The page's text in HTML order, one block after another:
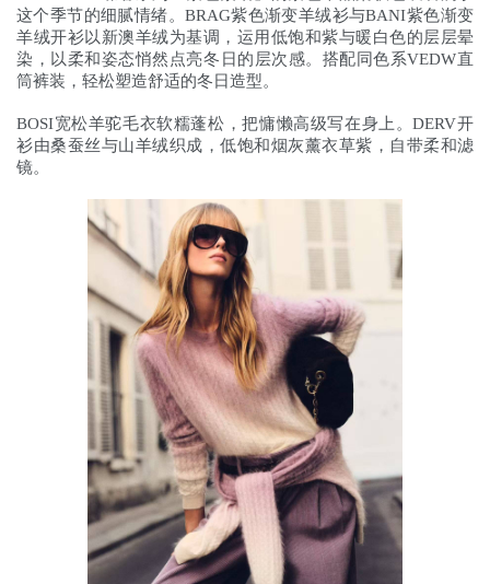
这个季节的细腻情绪。BRAG紫色渐变羊绒衫与BANI紫色渐变
羊绒开衫以新澳羊绒为基调，运用低饱和紫与暖白色的层层晕
染，以柔和姿态悄然点亮冬日的层次感。搭配同色系VEDW直
筒裤装，轻松塑造舒适的冬日造型。
BOSI宽松羊驼毛衣软糯蓬松，把慵懒高级写在身上。DERV开
衫由桑蚕丝与山羊绒织成，低饱和烟灰薰衣草紫，自带柔和滤
镜。